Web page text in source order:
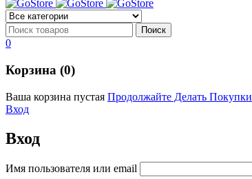
0
Корзина (0)
Ваша корзина пустая Продолжайте Делать Покупки
Вход
Вход
Имя пользователя или email